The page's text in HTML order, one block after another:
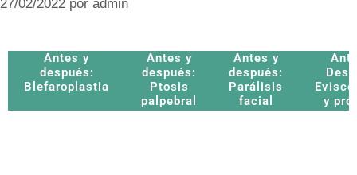
27/02/2022 por admin
Antes y
después:
Blefaroplastia
Antes y
después:
Ptosis
palpebral
Antes y
después:
Parálisis
facial
y